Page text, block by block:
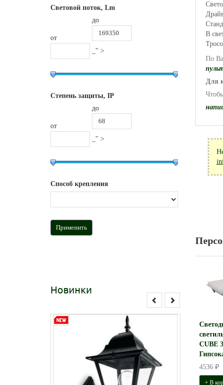
Световой поток, Lm
от
до
_" >
Степень защиты, IP
от
до
_" >
Способ крепления
Новинки
В
По
Для
CUBE
4536 ₽
+ В